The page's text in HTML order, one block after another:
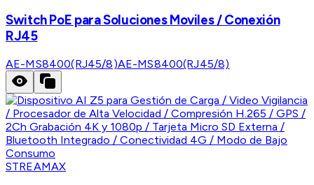
Switch PoE para Soluciones Moviles / Conexión
RJ45
AE-MS8400(RJ45/8)AE-MS8400(RJ45/8)
STREAMAX